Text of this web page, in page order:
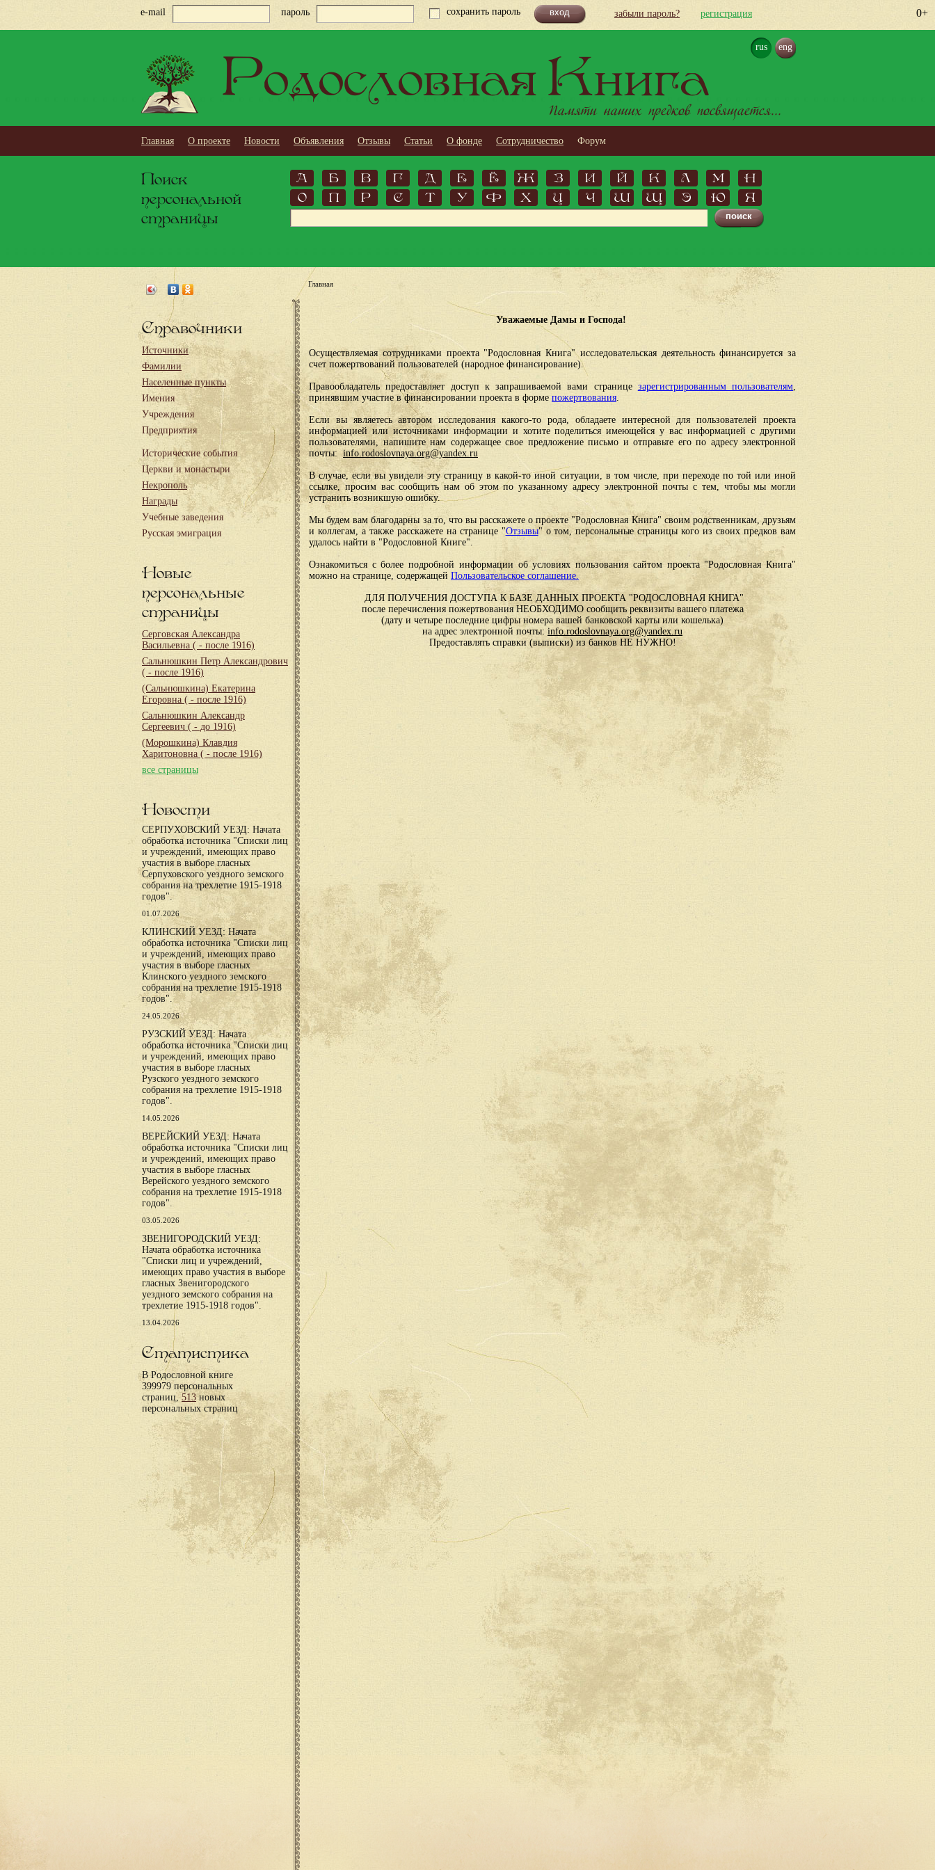
0+
e-mail пароль сохранить пароль забыли пароль? регистрация
rus eng
Родословная Книга
Памяти наших предков посвящается...
Главная О проекте Новости Объявления Отзывы Статьи О фонде Сотрудничество Форум
Поиск
персональной
страницы
А Б В Г Д Е Ё Ж З И Й К Л М
Н
О
П Р С Т У Ф Х Ц Ч Ш Щ Э Ю Я
Справочники
Источники
Фамилии
Населенные пункты
Имения
Учреждения
Предприятия
Исторические события
Церкви и монастыри
Некрополь
Награды
Учебные заведения
Русская эмиграция
Новые
персональные
страницы
Серговская Александра
Васильевна ( - после 1916)
Сальнюшкин Петр Александрович
( - после 1916)
(Сальнюшкина) Екатерина
Егоровна ( - после 1916)
Сальнюшкин Александр
Сергеевич ( - до 1916)
(Морошкина) Клавдия
Харитоновна ( - после 1916)
все страницы
Новости
СЕРПУХОВСКИЙ УЕЗД: Начата
обработка источника "Списки лиц
и учреждений, имеющих право
участия в выборе гласных
Серпуховского уездного земского
собрания на трехлетие 1915-1918
годов".
01.07.2026
КЛИНСКИЙ УЕЗД: Начата
обработка источника "Списки лиц
и учреждений, имеющих право
участия в выборе гласных
Клинского уездного земского
собрания на трехлетие 1915-1918
годов".
24.05.2026
РУЗСКИЙ УЕЗД: Начата
обработка источника "Списки лиц
и учреждений, имеющих право
участия в выборе гласных
Рузского уездного земского
собрания на трехлетие 1915-1918
годов".
14.05.2026
ВЕРЕЙСКИЙ УЕЗД: Начата
обработка источника "Списки лиц
и учреждений, имеющих право
участия в выборе гласных
Верейского уездного земского
собрания на трехлетие 1915-1918
годов".
03.05.2026
ЗВЕНИГОРОДСКИЙ УЕЗД:
Начата обработка источника
"Списки лиц и учреждений,
имеющих право участия в выборе
гласных Звенигородского
уездного земского собрания на
трехлетие 1915-1918 годов".
13.04.2026
Статистика
В Родословной книге
399979 персональных
страниц,513новых
персональных страниц
Главная
Уважаемые Дамы и Господа!
Осуществляемая сотрудниками проекта "Родословная Книга" исследовательская деятельность финансируется за
счет пожертвований пользователей (народное финансирование).
Правообладатель предоставляет доступ к запрашиваемой вами странице зарегистрированным пользователям,
принявшим участие в финансировании проекта в форме пожертвования.
Если вы являетесь автором исследования какого-то рода, обладаете интересной для пользователей проекта
информацией или источниками информации и хотите поделиться имеющейся у вас информацией с другими
пользователями, напишите нам содержащее свое предложение письмо и отправьте его по адресу электронной
почты: info.rodoslovnaya.org@yandex.ru
В случае, если вы увидели эту страницу в какой-то иной ситуации, в том числе, при переходе по той или иной
ссылке, просим вас сообщить нам об этом по указанному адресу электронной почты с тем, чтобы мы могли
устранить возникшую ошибку.
Мы будем вам благодарны за то, что вы расскажете о проекте "Родословная Книга" своим родственникам, друзьям
и коллегам, а также расскажете на странице "Отзывы" о том, персональные страницы кого из своих предков вам
удалось найти в "Родословной Книге".
Ознакомиться с более подробной информации об условиях пользования сайтом проекта "Родословная Книга"
можно на странице, содержащей Пользовательское соглашение.
ДЛЯ ПОЛУЧЕНИЯ ДОСТУПА К БАЗЕ ДАННЫХ ПРОЕКТА "РОДОСЛОВНАЯ КНИГА"
после перечисления пожертвования НЕОБХОДИМО сообщить реквизиты вашего платежа
(дату и четыре последние цифры номера вашей банковской карты или кошелька)
на адрес электронной почты: info.rodoslovnaya.org@yandex.ru
Предоставлять справки (выписки) из банков НЕ НУЖНО!